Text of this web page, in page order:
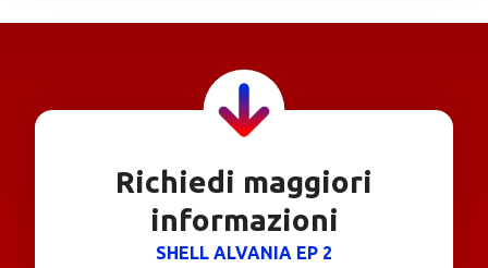
Richiedi maggiori
informazioni
SHELL ALVANIA EP 2